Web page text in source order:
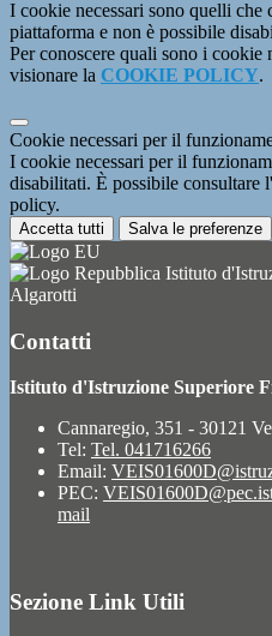
I cookie necessari sono quelli
piattaforma e non è possibile
Per conoscere quali sono i cookie
visionare la COOKIE POLICY.
Cookie necessari per il
I cookie necessari per il
disabilitati. È possibile consultare
policy.
Accetta tutti Salva le preferenze
Istituto
Algarotti
Contatti
Istituto d'Istruzione Superiore
Cannaregio, 351 - 30121
Tel: Tel. 041716266
Email:
PEC:
mail
Sezione Link Utili